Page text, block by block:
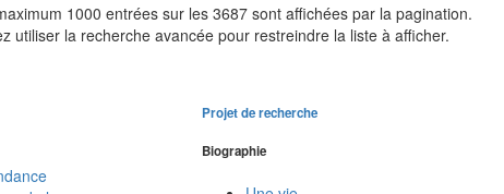
1000 entrées sur les 3687 sont affichées par la pagination.
utiliser la recherche avancée pour restreindre la liste à afficher.
Projet de recherche
Biographie